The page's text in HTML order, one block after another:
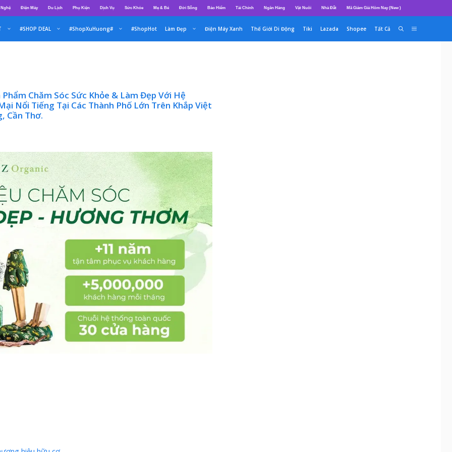
Điện Máy Du Lịch Phụ Kiện Dịch Vụ Sức Khỏe Mẹ & Bé Đời Sống Bảo Hiểm Tài Chính Ngân Hàng Vật Nuôi Nhà Đất Mã Giảm Giá Hôm Nay (New )
#SHOP DEAL #ShopXuHuong# #ShopHot Làm Đẹp Điện Máy Xanh Thế Giới Di Động Tiki Lazada Shopee Tất Cả
Chăm Sóc Sức Khỏe & Làm Đẹp Với Hệ
Nổi Tiếng Tại Các Thành Phố Lớn Trên Khắp Việt
Cần Thơ.